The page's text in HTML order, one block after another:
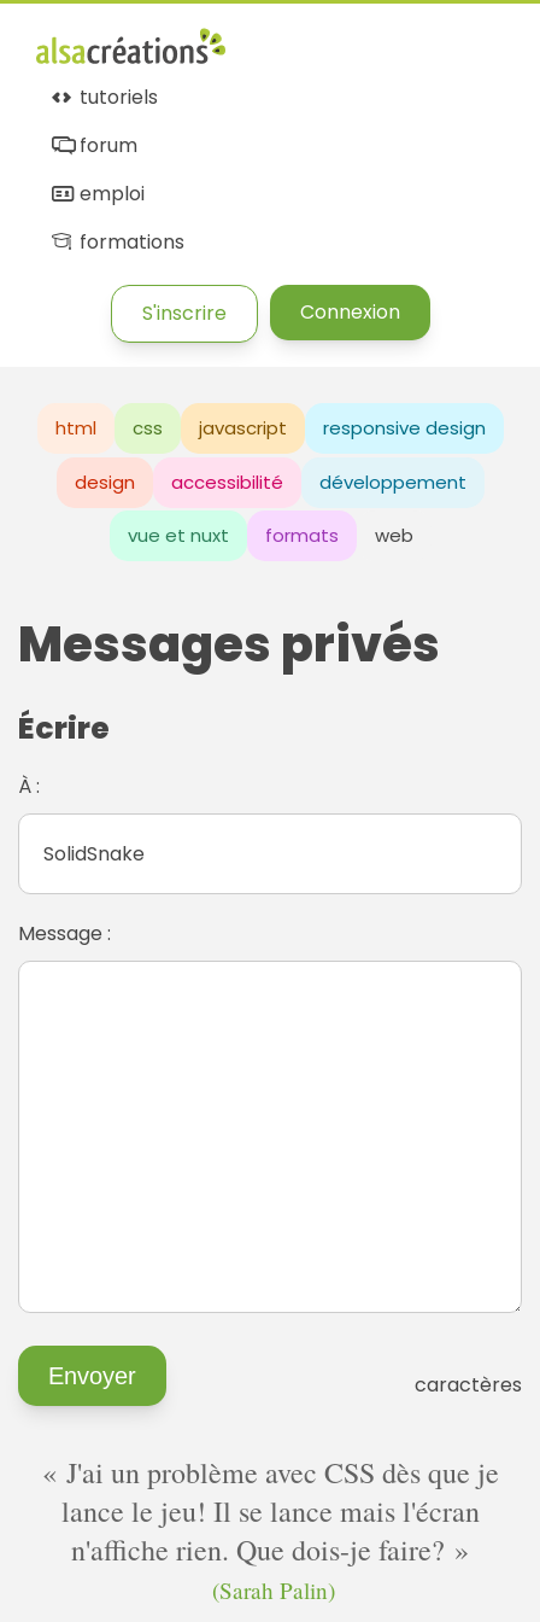
tutoriels
forum
emploi
formations
S'inscrire Connexion
html css javascript responsive design
design accessibilité développement
vue et nuxt formats web
Messages privés
Écrire
À :
Message :
caractères
J'ai un problème avec CSS dès que je
lance le jeu! Il se lance mais l'écran
n'affiche rien. Que dois-je faire?
(Sarah Palin)